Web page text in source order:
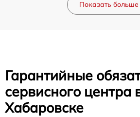
Показать больше
Гарантийные
сервисного центра
Хабаровске